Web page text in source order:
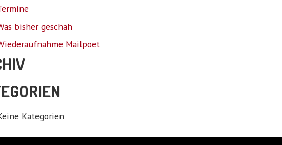
bisher geschah
Mailpoet
Kategorien